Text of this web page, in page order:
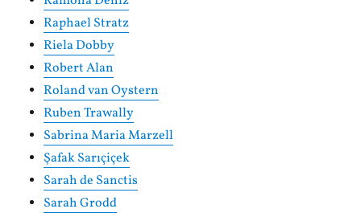
Raphael Stratz
Riela Dobby
Robert Alan
Roland van Oystern
Ruben Trawally
Sabrina Maria Marzell
Şafak Sarıçiçek
Sarah de Sanctis
Sarah Grodd